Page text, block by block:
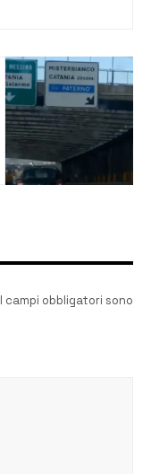
I campi obbligatori sono